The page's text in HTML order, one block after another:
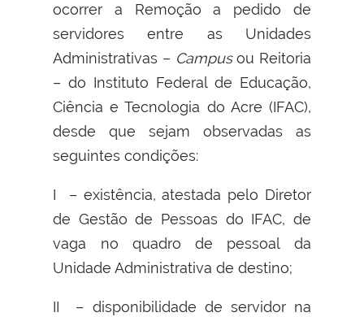
ocorrer a Remoção a pedido de
servidores entre as Unidades
Administrativas – Campusou Reitoria
– do Instituto Federal de Educação,
Ciência e Tecnologia do Acre (IFAC),
desde que sejam observadas as
seguintes condições:
I – existência, atestada pelo Diretor
de Gestão de Pessoas do IFAC, de
vaga no quadro de pessoal da
Unidade Administrativa de destino;
II – disponibilidade de servidor na